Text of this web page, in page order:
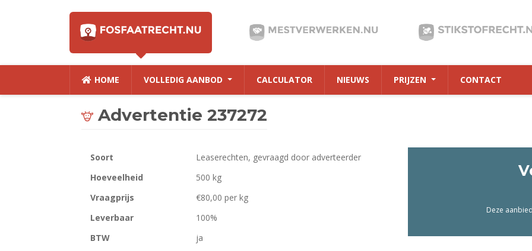
HOME VOLLEDIG AANBOD CALCULATOR NIEUWS PRIJZEN CONTACT
Advertentie 237272
Soort
Leaserechten, gevraagd door adverteerder
Hoeveelheid
500 kg
Vraagprijs
€80,00 per kg
Leverbaar
100%
BTW
ja
Deze